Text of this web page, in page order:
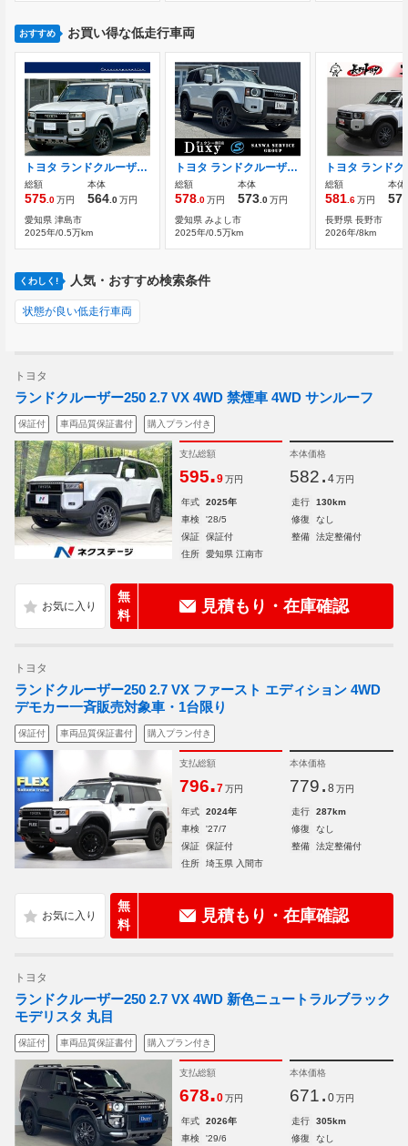
おすすめ お買い得な低走行車両
トヨタ ランドクルーザー250 2.7 VX 4WD サンルーフ 7人乗り
総額
575.0万円
本体
564.0万円
愛知県 津島市
2025年/0.5万km
トヨタ ランドクルーザー250 2.7 VX 4WD 丸目ヘッドライト アドバンストドライブ ブ
総額
578.0万円
本体
573.0万円
愛知県 みよし市
2025年/0.5万km
総額
581.6万円
本体
長野県 長野市
2026年/8km
くわしく! 人気・おすすめ検索条件
状態が良い低走行車両
トヨタ
ランドクルーザー250 2.7 VX 4WD 禁煙車 4WD サンルーフ
保証付 車両品質保証書付 購入プラン付き
支払総額
595.9 万円
本体価格
582. 4 万円
年式 2025年 走行
130km
車検
'28/5 修復
なし
保証
保証付 整備
法定整備付
住所
愛知県 江南市
無
料
見積もり・在庫確認
トヨタ
ランドクルーザー250 2.7 VX ファースト エディション 4WD
デモカー一斉販売対象車・1台限り
保証付 車両品質保証書付 購入プラン付き
支払総額
796.7 万円
本体価格
779. 8 万円
年式 2024年 走行
287km
車検
'27/7 修復
なし
保証
保証付 整備
法定整備付
住所
埼玉県 入間市
無
料
見積もり・在庫確認
トヨタ
ランドクルーザー250 2.7 VX 4WD 新色ニュートラルブラック
モデリスタ 丸目
保証付 車両品質保証書付 購入プラン付き
支払総額
678.0 万円
本体価格
671. 0 万円
年式 2026年 走行
305km
車検
'29/6 修復
なし